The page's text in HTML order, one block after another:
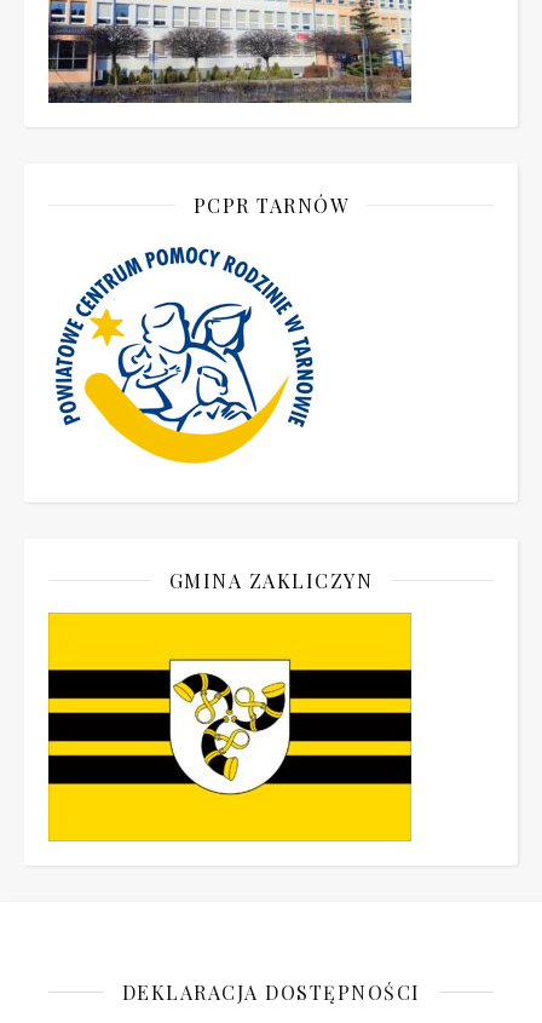
PCPR TARNÓW
GMINA ZAKLICZYN
DEKLARACJA DOSTĘPNOŚCI